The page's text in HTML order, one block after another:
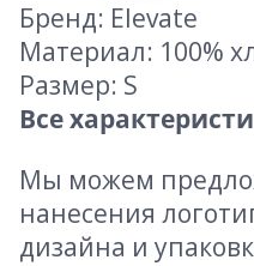
Бренд: Elevate
Материал: 100%
Размер: S
Все
Мы можем
нанесения
дизайна и